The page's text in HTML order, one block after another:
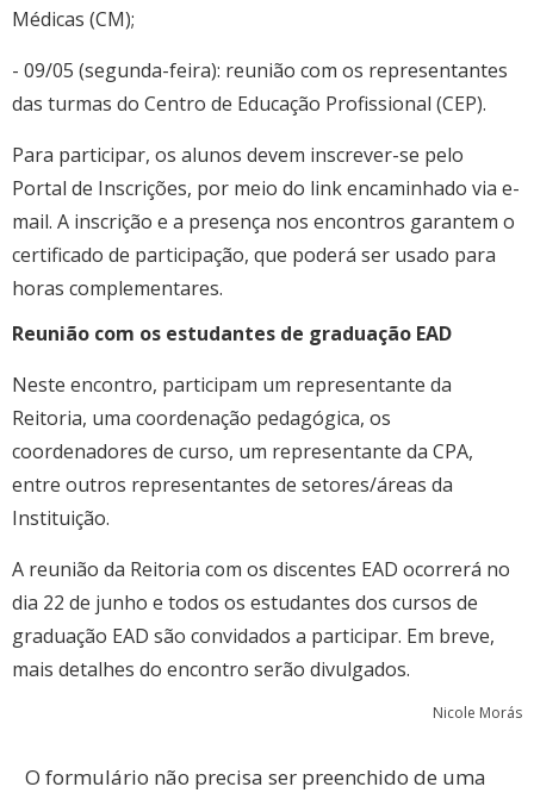
Médicas (CM);
- 09/05 (segunda-feira): reunião com os representantes
das turmas do Centro de Educação Profissional (CEP).
Para participar, os alunos devem inscrever-se pelo
Portal de Inscrições, por meio do link encaminhado via e-
mail. A inscrição e a presença nos encontros garantem o
certificado de participação, que poderá ser usado para
horas complementares.
Reunião com os estudantes de graduação EAD
Neste encontro, participam um representante da
Reitoria, uma coordenação pedagógica, os
coordenadores de curso, um representante da CPA,
entre outros representantes de setores/áreas da
Instituição.
A reunião da Reitoria com os discentes EAD ocorrerá no
dia 22 de junho e todos os estudantes dos cursos de
graduação EAD são convidados a participar. Em breve,
mais detalhes do encontro serão divulgados.
Nicole Morás
O formulário não precisa ser preenchido de uma